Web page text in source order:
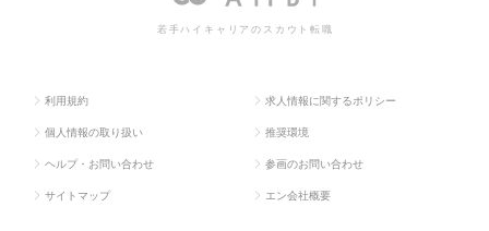
若手ハイキャリアのスカウト転職
利用規約 求人情報に関するポリシー
個人情報の取り扱い 推奨環境
ヘルプ・お問い合わせ 参画のお問い合わせ
サイトマップ エン会社概要